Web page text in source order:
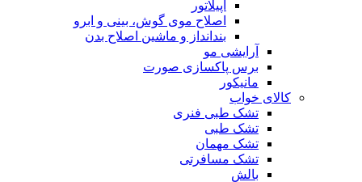
اپیلاتور
اصلاح موی گوش، بینی و ابرو
بندانداز و ماشین اصلاح بدن
آرایشی مو
برس پاکسازی صورت
مانیکور
کالای خواب
تشک طبی فنری
تشک طبی
تشک مهمان
تشک مسافرتی
بالش